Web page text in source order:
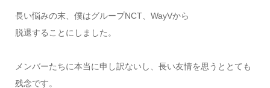
長い悩みの末、僕はグループNCT、WayVから
脱退することにしました。
メンバーたちに本当に申し訳ないし、長い友情を思うととても
残念です。